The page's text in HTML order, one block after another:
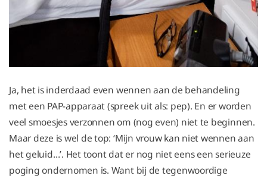
Ja, het is inderdaad even wennen aan de behandeling
met een PAP-apparaat (spreek uit als: pep). En er worden
veel smoesjes verzonnen om (nog even) niet te beginnen.
Maar deze is wel de top: ‘Mijn vrouw kan niet wennen aan
het geluid…’. Het toont dat er nog niet eens een serieuze
poging ondernomen is. Want bij de tegenwoordige